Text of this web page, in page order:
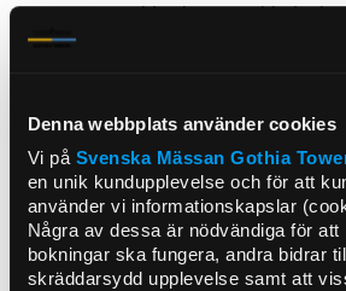
Denna webbplats använder cookies
Vi på Svenska Mässan Gothia
en unik kundupplevelse och för att
använder vi informationskapslar
Några av dessa är nödvändiga för att
bokningar ska fungera, andra bidrar
skräddarsydd upplevelse samt att
noggrant utvalda viner som bjuder in
förståelse av vinets konst.
är handplockade med stor omsorg av
sommelierer. Varje vin representerar
tydlig berättelse om ursprung och
ikoniska vinregionerna i Europa till
producenterna i nya världar, är varje
att utforska.